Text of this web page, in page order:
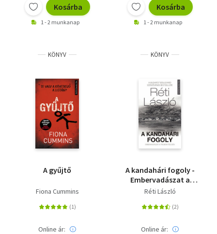
Kosárba
1 - 2 munkanap
Kosárba
1 - 2 munkanap
KÖNYV
A gyűjtő
Fiona Cummins
Online ár:
KÖNYV
A kandahári fogoly -
Embervadászat a
tálibok földjén
Réti László
Online ár: